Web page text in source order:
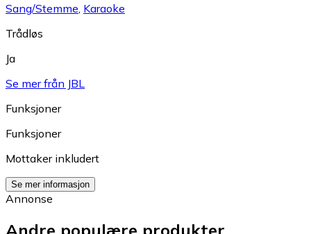
Sang/Stemme Karaoke
Trådløs
Ja
Se mer från JBL
Funksjoner
Funksjoner
Mottaker inkludert
Se mer informasjon
Annonse
Andre populære produkter